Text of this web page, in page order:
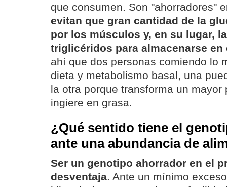
que consumen. Son "ahorradores"
evitan que gran cantidad de la
por los músculos y, en su lugar,
triglicéridos para almacenarse
ahí que dos personas comiendo lo
dieta y metabolismo basal, una
la otra porque transforma un mayor
ingiere en grasa.
¿Qué sentido tiene el
ante una abundancia de
Ser un genotipo ahorrador en el
desventaja. Ante un mínimo